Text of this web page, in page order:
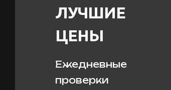
ЛУЧШИЕ
ЦЕНЫ
Ежедневные
проверки